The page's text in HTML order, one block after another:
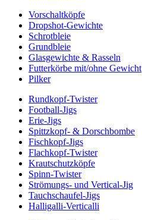
Vorschaltköpfe
Dropshot-Gewichte
Schrotbleie
Grundbleie
Glasgewichte & Rasseln
Futterkörbe mit/ohne Gewicht
Pilker
Rundkopf-Twister
Football-Jigs
Erie-Jigs
Spittzkopf- & Dorschbombe
Fischkopf-Jigs
Flachkopf-Twister
Krautschutzköpfe
Spinn-Twister
Strömungs- und Vertical-Jig
Tauchschaufel-Jigs
Halligalli-Verticalli